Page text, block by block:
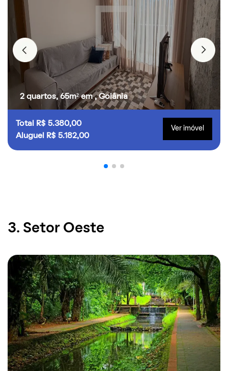
2 quartos, 65m² em , Goiânia
Total R$ 5.380,00
Aluguel R$ 5.182,00
Ver imóvel
3. Setor Oeste